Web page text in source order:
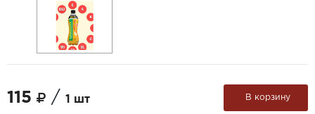
115 / 1 шт В корзину